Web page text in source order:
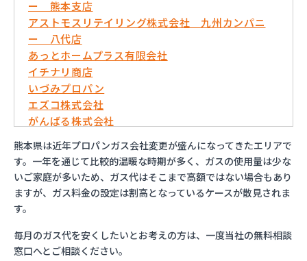
ー 熊本支店
アストモスリテイリング株式会社 九州カンパニ
ー 八代店
あっとホームプラス有限会社
イチナリ商店
いづみプロパン
エズコ株式会社
がんばる株式会社
くまさんガス産業株式会社
こめやプロパン
さかいや
サンエス設備機器株式会社
ライフガス山口
リボンガス株式会社
熊本県は近年プロパンガス会社変更が盛んになってきたエリアで
す。一年を通じて比較的温暖な時期が多く、ガスの使用量は少な
いご家庭が多いため、ガス代はそこまで高額ではない場合もあり
ますが、ガス料金の設定は割高となっているケースが散見されま
す。
毎月のガス代を安くしたいとお考えの方は、一度当社の無料相談
窓口へとご相談ください。